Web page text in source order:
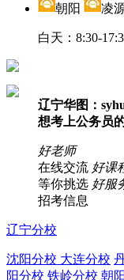
朝阳
凌
白天：8:30-
辽宁华图：
想考上公务员
好老师
在线交流 好课
等你挑选 好服
招考信息
辽宁分校
沈阳分校 大连分校
阳分校 铁岭分校 朝